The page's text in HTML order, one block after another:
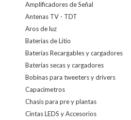
Amplificadores de Señal
Antenas TV - TDT
Aros de luz
Baterías de Litio
Baterías Recargables y cargadores
Baterías secas y cargadores
Bobinas para tweeters y drivers
Capacímetros
Chasis para pre y plantas
Cintas LEDS y Accesorios